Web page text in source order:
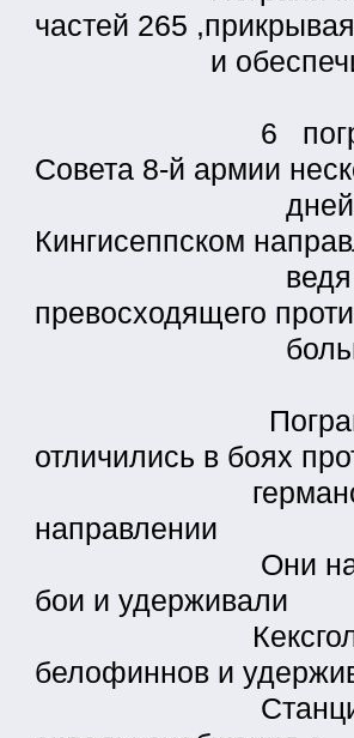
частей 265 ,прикрывая
и обеспечивая
6 пограничный
Совета 8-й армии
дней
Кингисеппском
ведя
превосходящего
большие
Пограничники
отличились в боях
германо-
направлении
Они на
бои и удерживали
Кексгольм ,
белофиннов и
Станцию